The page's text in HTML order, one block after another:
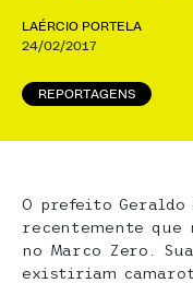
LAÉRCIO PORTELA
24/02/2017
REPORTAGENS
O prefeito
recentemente que
no Marco Zero.
existiriam